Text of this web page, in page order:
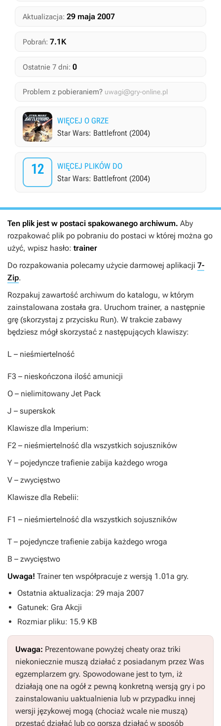
Aktualizacja: 29 maja 2007
Pobrań: 7.1K
Ostatnie 7 dni: 0
Problem z pobieraniem? uwagi@gry-online.pl
WIĘCEJ O GRZE
Star Wars: Battlefront (2004)
12
WIĘCEJ PLIKÓW DO
Star Wars: Battlefront (2004)
Ten plik jest w postaci spakowanego archiwum. Aby
rozpakować plik po pobraniu do postaci w której można go
użyć, wpisz hasło: trainer
Do rozpakowania polecamy użycie darmowej aplikacji 7-
Zip.
Rozpakuj zawartość archiwum do katalogu, w którym
zainstalowana została gra. Uruchom trainer, a następnie
grę (skorzystaj z przycisku Run). W trakcie zabawy
będziesz mógł skorzystać z następujących klawiszy:
L – nieśmiertelność
F3 – nieskończona ilość amunicji
O – nielimitowany Jet Pack
J – superskok
Klawisze dla Imperium:
F2 – nieśmiertelność dla wszystkich sojuszników
Y – pojedyncze trafienie zabija każdego wroga
V – zwycięstwo
Klawisze dla Rebelii:
F1 – nieśmiertelność dla wszystkich sojuszników
T – pojedyncze trafienie zabija każdego wroga
B – zwycięstwo
Uwaga! Trainer ten współpracuje z wersją 1.01a gry.
Ostatnia aktualizacja: 29 maja 2007
Gatunek: Gra Akcji
Rozmiar pliku: 15.9 KB
Uwaga: Prezentowane powyżej cheaty oraz triki
niekoniecznie muszą działać z posiadanym przez Was
egzemplarzem gry. Spowodowane jest to tym, iż
działają one na ogół z pewną konkretną wersją gry i po
zainstalowaniu uaktualnienia lub w przypadku innej
wersji językowej mogą (chociaż wcale nie muszą)
przestać działać lub co gorsza działać w sposób